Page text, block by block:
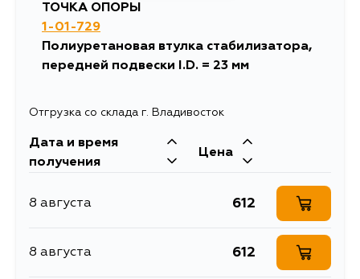
11 августа
ТОЧКА ОПОРЫ
1-01-729
Полиуретановая втулка стабилизатора,
передней подвески I.D. = 23 мм
Отгрузка со склада г. Владивосток
Дата и время
получения
Цена
8 августа 612
8 августа 612